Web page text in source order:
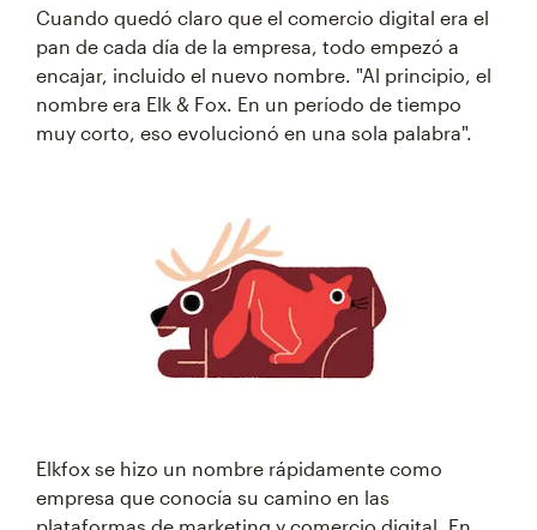
Cuando quedó claro que el comercio digital era el
pan de cada día de la empresa, todo empezó a
encajar, incluido el nuevo nombre. "Al principio, el
nombre era Elk & Fox. En un período de tiempo
muy corto, eso evolucionó en una sola palabra".
Elkfox se hizo un nombre rápidamente como
empresa que conocía su camino en las